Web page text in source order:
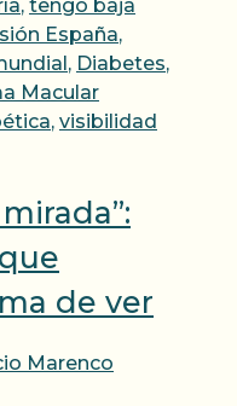
, tengo baja
España,
, Diabetes,
Macular
, visibilidad
de ver
Marenco